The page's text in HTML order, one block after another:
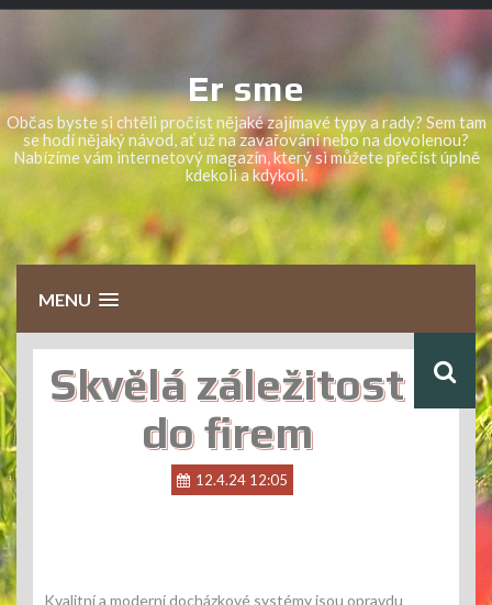
Skip
Er sme
Občas byste si chtěli pročíst nějaké zajímavé typy a rady? Sem tam
se hodí nějaký návod, ať už na zavařování nebo na dovolenou?
Nabízíme vám internetový magazín, který si můžete přečíst úplně
kdekoli a kdykoli.
MENU
Skvělá záležitost
do firem
12.4.24 12:05
Kvalitní a modernídocházkové systémyjsou opravdu